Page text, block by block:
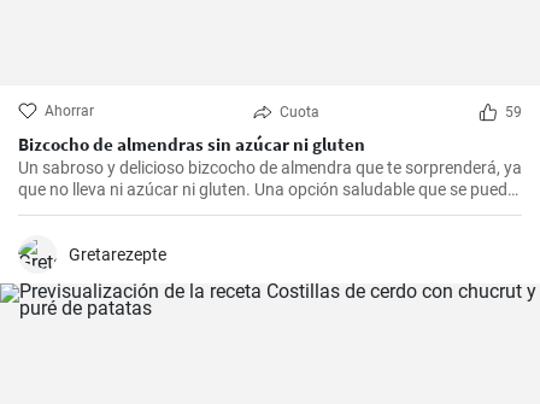
Ahorrar Cuota 59
Bizcocho de almendras sin azúcar ni gluten
Un sabroso y delicioso bizcocho de almendra que te sorprenderá, ya
que no lleva ni azúcar ni gluten. Una opción saludable que se puede
adaptar a muchas personas.
Gretarezepte